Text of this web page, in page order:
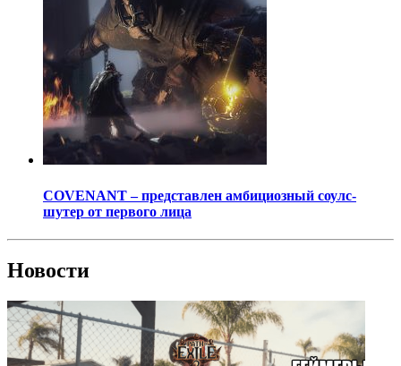
COVENANT – представлен амбициозный соулс-
шутер от первого лица
Новости